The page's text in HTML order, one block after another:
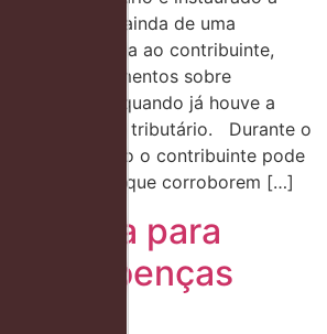
infração ou ainda de uma
enviada ao contribuinte,
esclarecimentos sobre
ou ainda quando já houve a
crédito tributário. Durante o
Tributário o contribuinte pode
e documentos que corroborem […]
para
de doenças